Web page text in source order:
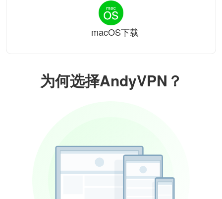
为何选择AndyVPN？
macOS下载